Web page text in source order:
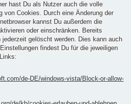
hast Du als Nutzer auch die volle
von Cookies. Durch eine Änderung der
kannst Du außerdem die
oder einschränken. Bereits
gelöscht werden. Dies kann auch
findest Du für die jeweiligen
de-DE/windows-vista/Block-or-allow-